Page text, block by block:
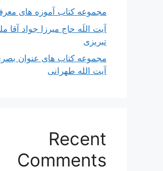
مجموعه کتاب آموزه های
آیت اللَه حاج میرزا جواد آقا
تبریزی
مجموعه کتاب های عنوان
آیت الله طهرانی
Recent
Comments